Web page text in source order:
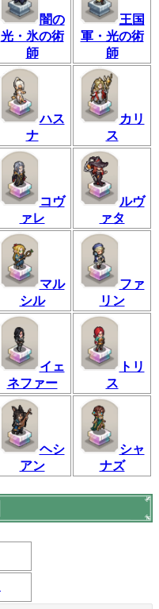
闇の
光・氷の術
師
王国
軍・光の術
師
ハス
ナ
カリ
ス
コヴ
ァレ
ルヴ
ァタ
マル
シル
ファ
リン
イェ
ネファー
トリ
ス
ヘシ
アン
シャ
ナズ